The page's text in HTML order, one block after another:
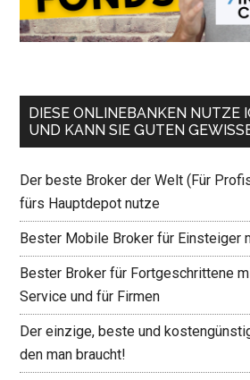
DIESE ONLINEBANKEN NUTZE
UND KANN SIE GUTEN
Der beste Broker der Welt (Für
fürs Hauptdepot nutze
Bester Mobile Broker für Einsteiger
Bester Broker für Fortgeschrittene
Service und für Firmen
Der einzige, beste und
den man braucht!